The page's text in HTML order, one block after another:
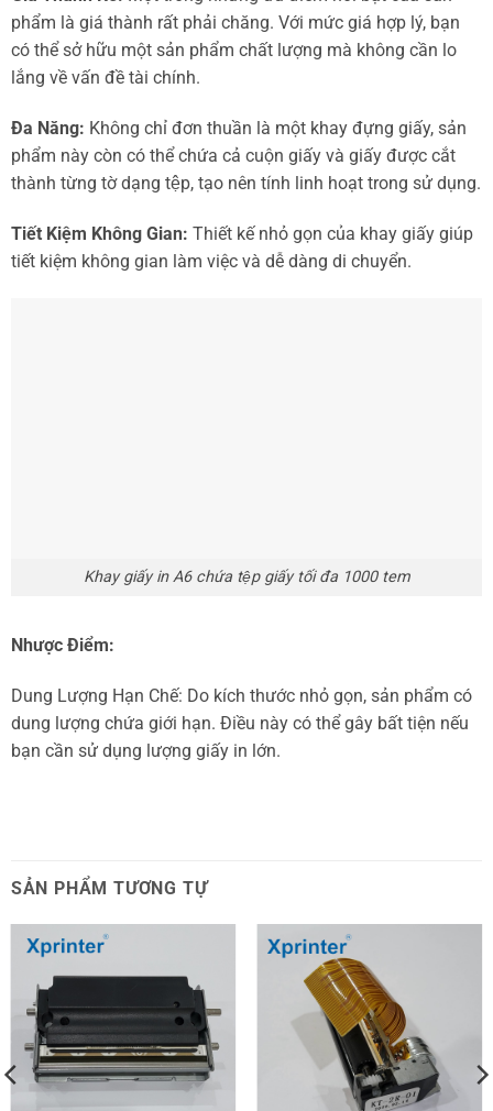
phẩm là giá thành rất phải chăng. Với mức giá hợp lý, bạn
có thể sở hữu một sản phẩm chất lượng mà không cần lo
lắng về vấn đề tài chính.
Đa Năng: Không chỉ đơn thuần là một khay đựng giấy, sản
phẩm này còn có thể chứa cả cuộn giấy và giấy được cắt
thành từng tờ dạng tệp, tạo nên tính linh hoạt trong sử dụng.
Tiết Kiệm Không Gian: Thiết kế nhỏ gọn của khay giấy giúp
tiết kiệm không gian làm việc và dễ dàng di chuyển.
Khay giấy in A6 chứa tệp giấy tối đa 1000 tem
Nhược Điểm:
Dung Lượng Hạn Chế: Do kích thước nhỏ gọn, sản phẩm có
dung lượng chứa giới hạn. Điều này có thể gây bất tiện nếu
bạn cần sử dụng lượng giấy in lớn.
SẢN PHẨM TƯƠNG TỰ